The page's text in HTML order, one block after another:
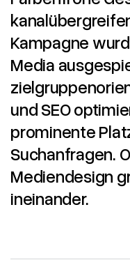
Kampagne
Media
und SEO
prominente
Suchanfragen.
Mediendesign
ineinander.